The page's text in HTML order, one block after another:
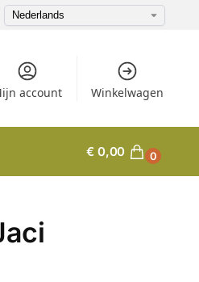
account Winkelwagen
€ 0,00 0